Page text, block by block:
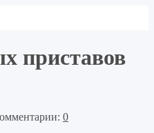
приставов
0